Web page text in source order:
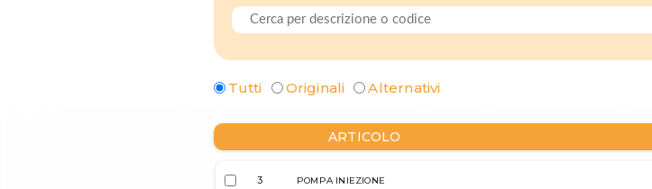
Tutti Originali Alternativi
ARTICOLO
3 POMPA INIEZIONE